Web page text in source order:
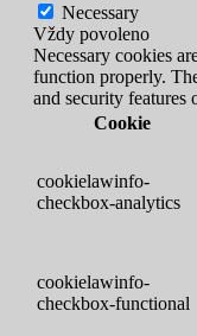
Necessary
Vždy povoleno
Necessary cookies
function properly.
and security features
Cookie
cookielawinfo-
checkbox-analytics
cookielawinfo-
checkbox-functional